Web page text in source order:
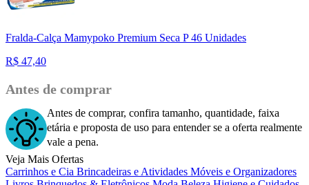
Fralda-Calça Mamypoko Premium Seca P 46 Unidades
R$ 47,40
Antes de comprar
Antes de comprar, confira tamanho, quantidade, faixa
etária e proposta de uso para entender se a oferta realmente
vale a pena.
Veja Mais Ofertas
Carrinhos e Cia Brincadeiras e Atividades Móveis e Organizadores